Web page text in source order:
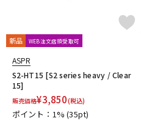
新品 WEB注文店頭受取可
ASPR
S2-HT15 [S2 series heavy / Clear
15]
販売価格¥3,850(税込)
ポイント：1%(35pt)